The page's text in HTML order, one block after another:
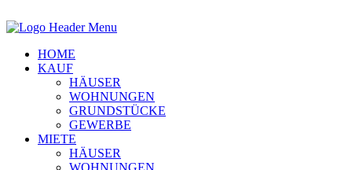
HOME
KAUF
HÄUSER
WOHNUNGEN
GRUNDSTÜCKE
GEWERBE
MIETE
HÄUSER
WOHNUNGEN